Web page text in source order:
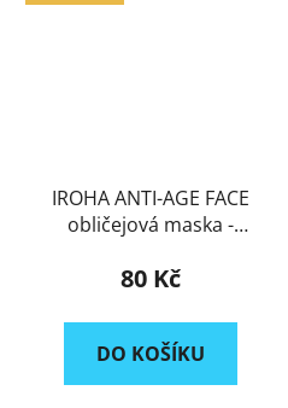
IROHA ANTI-AGE FACE
obličejová maska -
80 Kč
DO KOŠÍKU